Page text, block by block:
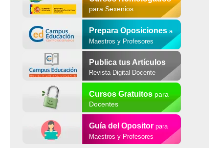
para Sexenios
Prepara Oposiciones a
Maestros y Profesores
Publica tus Artículos
Revista Digital Docente
Cursos Gratuitospara
Docentes
Guía del Opositor para
Maestros y Profesores